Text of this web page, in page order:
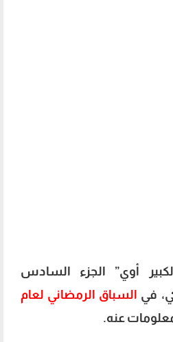
أوي” الجزء السادس
في السباق الرمضاني لعام
عنه.